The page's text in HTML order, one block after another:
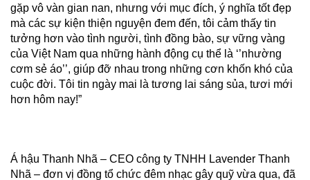
gặp vô vàn gian nan, nhưng với mục đích, ý nghĩa tốt đẹp
mà các sự kiện thiện nguyện đem đến, tôi cảm thấy tin
tưởng hơn vào tình người, tình đồng bào, sự vững vàng
của Việt Nam qua những hành động cụ thể là ‘’nhường
cơm sẻ áo’’, giúp đỡ nhau trong những cơn khốn khó của
cuộc đời. Tôi tin ngày mai là tương lai sáng sủa, tươi mới
hơn hôm nay!”
Á hậu Thanh Nhã – CEO công ty TNHH Lavender Thanh
Nhã – đơn vị đồng tổ chức đêm nhạc gây quỹ vừa qua, đã